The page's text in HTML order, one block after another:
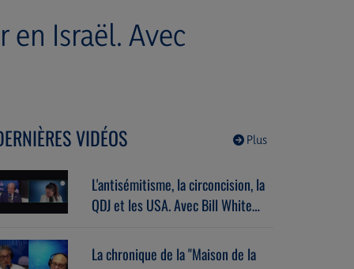
Israël. Avec
Plus
VIDÉOS
L'antisémitisme, la circoncision, la
QDJ et les USA. Avec Bill White
La chronique de la "Maison de la